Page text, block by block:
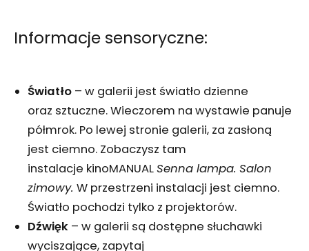
Informacje sensoryczne:
Światło – w galerii jest światło dzienne
oraz sztuczne. Wieczorem na wystawie panuje
półmrok. Po lewej stronie galerii, za zasłoną
jest ciemno. Zobaczysz tam
instalacje kinoMANUALSenna lampa. Salon
zimowy. W przestrzeni instalacji jest ciemno.
Światło pochodzi tylko z projektorów.
Dźwięk – w galerii są dostępne słuchawki
wyciszające, zapytaj